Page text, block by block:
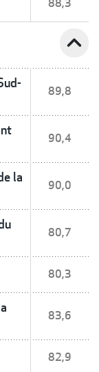
expand_less
89,8
90,4
la
90,0
80,7
80,3
83,6
82,9